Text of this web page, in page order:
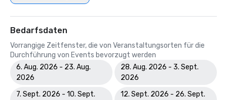
Bedarfsdaten
Vorrangige Zeitfenster, die von Veranstaltungsorten für die
Durchführung von Events bevorzugt werden
6. Aug. 2026 - 23. Aug.
2026
28. Aug. 2026 - 3. Sept.
2026
7. Sept. 2026 - 10. Sept.
12. Sept. 2026 - 26. Sept.